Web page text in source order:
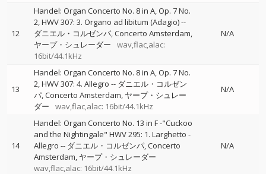
12
Handel: Organ Concerto No. 8 in A, Op. 7 No.
2, HWV 307: 3. Organo ad libitum (Adagio)--
ダニエル・コルゼンパ Concerto Amsterdam
ヤープ・シュレーダー
wav,flac,alac:
16bit/44.1kHz
N/A
13
Handel: Organ Concerto No. 8 in A, Op. 7 No.
2, HWV 307: 4. Allegro -- ダニエル・コルゼン
パ Concerto Amsterdam ヤープ・シュレー
ダー
wav,flac,alac: 16bit/44.1kHz
N/A
14
Handel: Organ Concerto No. 13 in F -"Cuckoo
and the Nightingale" HWV 295: 1. Larghetto -
Allegro -- ダニエル・コルゼンパ Concerto
Amsterdam ヤープ・シュレーダー
wav,flac,alac: 16bit/44.1kHz
N/A